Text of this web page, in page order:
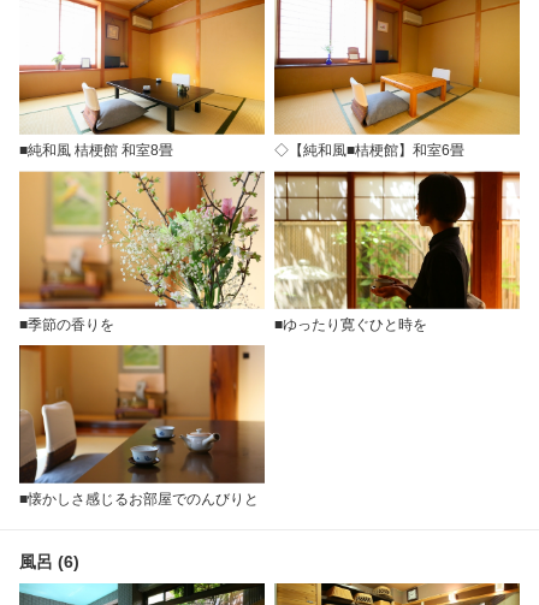
■純和風 桔梗館 和室8畳 ◇【純和風■桔梗館】和室6畳
■季節の香りを ■ゆったり寛ぐひと時を
■懐かしさ感じるお部屋でのんびりと
風呂 (6)